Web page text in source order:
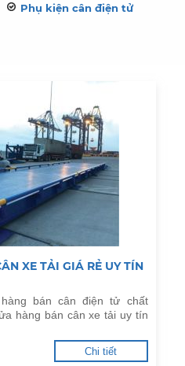
Phụ kiện cân điện tử
XE TẢI GIÁ RẺ UY TÍN
bán cân điện tử chất
hàng bán cân xe tải uy tín
Chi tiết